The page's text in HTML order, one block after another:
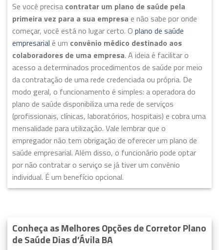
Se você precisa contratar um plano de saúde pela
primeira vez para a sua empresa e não sabe por onde
começar, você está no lugar certo. O plano de saúde
empresarial é um convênio médico destinado aos
colaboradores de uma empresa. A ideia é facilitar o
acesso a determinados procedimentos de saúde por meio
da contratação de uma rede credenciada ou própria. De
modo geral, o funcionamento é simples: a operadora do
plano de saúde disponibiliza uma rede de serviços
(profissionais, clínicas, laboratórios, hospitais) e cobra uma
mensalidade para utilização. Vale lembrar que o
empregador não tem obrigação de oferecer um plano de
saúde empresarial. Além disso, o funcionário pode optar
por não contratar o serviço se já tiver um convênio
individual. É um benefício opcional.
Conheça as Melhores Opções de Corretor Plano
de Saúde Dias d’Ávila BA